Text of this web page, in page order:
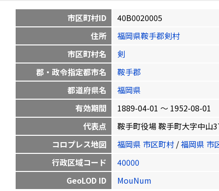
市区町村ID
40B0020005
住所
福岡県鞍手郡剣村
市区町村名
剣
郡・政令指定都市名
鞍手郡
都道府県名
福岡県
有効期間
1889-04-01 〜 1952-08-01
代表点
鞍手町役場 鞍手町大字中山
コロプレス地図
福岡県 市区町村 /福岡県 市
行政区域コード
40000
GeoLOD ID
MouNum